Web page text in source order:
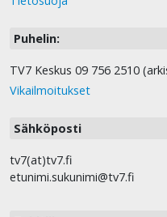
Puhelin:
TV7 Keskus 09 756 2510
Vikailmoitukset
Sähköposti
tv7(at)tv7.fi
etunimi.sukunimi@tv7.fi